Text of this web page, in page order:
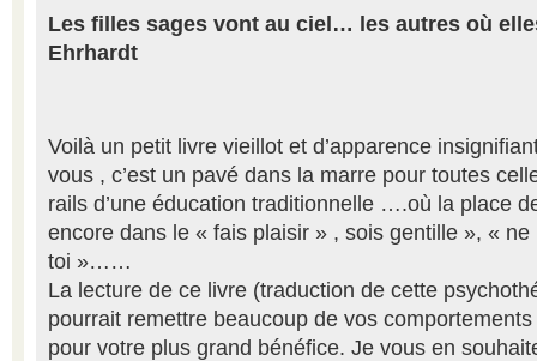
Les filles sages vont au ciel… les autres où
Ehrhardt
Voilà un petit livre vieillot et d’apparence
vous , c’est un pavé dans la marre pour toutes
rails d’une éducation traditionnelle ….où la place
encore dans le « fais plaisir » , sois gentille », « ne
toi »……
La lecture de ce livre (traduction de cette
pourrait remettre beaucoup de vos
pour votre plus grand bénéfice. Je vous en